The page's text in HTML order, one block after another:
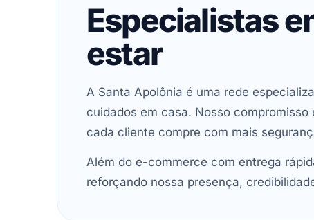
Especialistas
estar
A Santa Apolônia é uma rede
cuidados em casa. Nosso
cada cliente compre com mais
Além do e-commerce com entrega
reforçando nossa presença,